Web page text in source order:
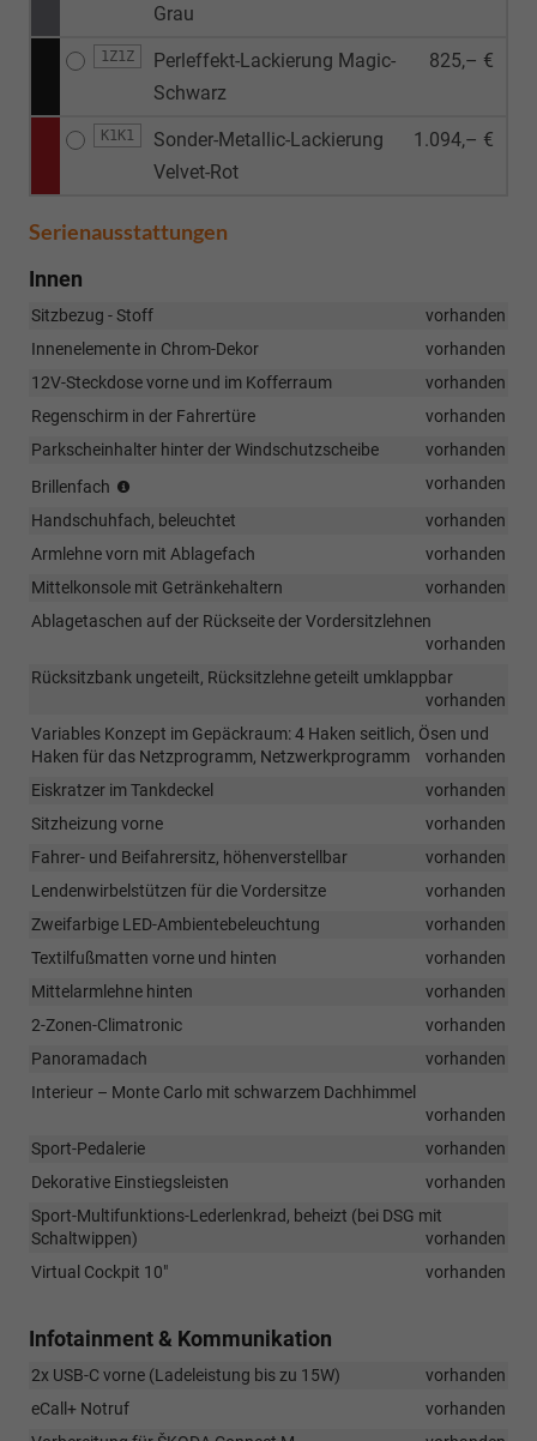
Grau
1Z1Z
Perleffekt-Lackierung Magic-
Schwarz
825,– €
K1K1
Sonder-Metallic-Lackierung
Velvet-Rot
1.094,– €
Serienausstattungen
Innen
Sitzbezug - Stoff
vorhanden
Innenelemente in Chrom-Dekor
vorhanden
12V-Steckdose vorne und im Kofferraum
vorhanden
Regenschirm in der Fahrertüre
vorhanden
Parkscheinhalter hinter der Windschutzscheibe
vorhanden
Brillenfach
i.V.
mit
optionalen
Panoramadach!)
vorhanden
Handschuhfach, beleuchtet
vorhanden
Armlehne vorn mit Ablagefach
vorhanden
Mittelkonsole mit Getränkehaltern
vorhanden
Ablagetaschen auf der Rückseite der Vordersitzlehnen
vorhanden
Rücksitzbank ungeteilt, Rücksitzlehne geteilt umklappbar
vorhanden
Variables Konzept im Gepäckraum: 4 Haken seitlich, Ösen und
Haken für das Netzprogramm, Netzwerkprogramm
vorhanden
Eiskratzer im Tankdeckel
vorhanden
Sitzheizung vorne
vorhanden
Fahrer- und Beifahrersitz, höhenverstellbar
vorhanden
Lendenwirbelstützen für die Vordersitze
vorhanden
Zweifarbige LED-Ambientebeleuchtung
vorhanden
Textilfußmatten vorne und hinten
vorhanden
Mittelarmlehne hinten
vorhanden
2-Zonen-Climatronic
vorhanden
Panoramadach
vorhanden
Interieur – Monte Carlo mit schwarzem Dachhimmel
vorhanden
Sport-Pedalerie
vorhanden
Dekorative Einstiegsleisten
vorhanden
Sport-Multifunktions-Lederlenkrad, beheizt (bei DSG mit
Schaltwippen)
vorhanden
Virtual Cockpit 10"
vorhanden
Infotainment & Kommunikation
2x USB-C vorne (Ladeleistung bis zu 15W)
vorhanden
eCall+ Notruf
vorhanden